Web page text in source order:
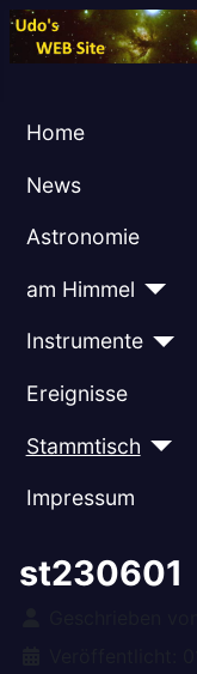
Home
News
Astronomie
am Himmel
Instrumente
Ereignisse
Stammtisch
Impressum
st230601